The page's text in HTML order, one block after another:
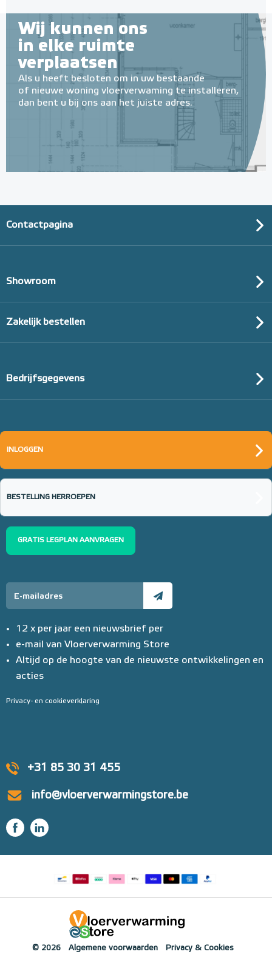
Wij kunnen ons
in elke ruimte
verplaatsen
Als u heeft besloten om in uw bestaande
of nieuwe woning vloerverwaming te installeren,
dan bent u bij ons aan het juiste adres.
+31 85 30 31 455
info@vloerverwarmingstore.be
Contactpagina
Showroom
Zakelijk bestellen
Bedrijfsgegevens
INLOGGEN
BESTELLING HERROEPEN
GRATIS LEGPLAN AANVRAGEN
12 x per jaar een nieuwsbrief per
e-mail van Vloerverwarming Store
Altijd op de hoogte van de nieuwste ontwikkelingen en
acties
Privacy- en cookieverklaring
© 2026 Algemene voorwaarden Privacy & Cookies